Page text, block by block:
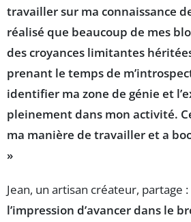
travailler sur ma connaissance
réalisé que beaucoup de mes
des croyances limitantes
prenant le temps de
identifier ma zone de génie et
pleinement dans mon activité.
ma manière de travailler et a
»
Jean, un artisan créateur, partage :
l’impression d’avancer dans le